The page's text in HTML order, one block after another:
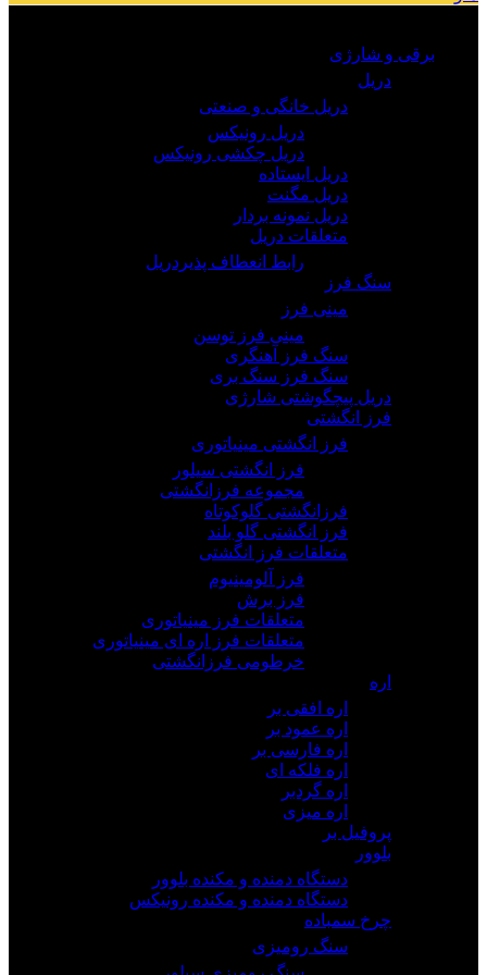
برقی و شارژی
دریل
دریل خانگی و صنعتی
دریل رونیکس
دریل چکشی رونیکس
دریل ایستاده
دریل مگنت
دریل نمونه بردار
متعلقات دریل
رابط انعطاف پذیردریل
سنگ فرز
مینی فرز
مینی فرز توسن
سنگ فرز آهنگری
سنگ فرز سنگ بری
دریل پیچگوشتی شارژی
فرز انگشتی
فرز انگشتی مینیاتوری
فرز انگشتی سیلور
مجموعه فرزانگشتی
فرزانگشتی گلوکوتاه
فرز انگشتی گلو بلند
متعلقات فرز انگشتی
فرز آلومینیوم
فرز برش
متعلقات فرز مینیاتوری
متعلقات فرز اره ای مینیاتوری
خرطومی فرزانگشتی
اره
اره افقی بر
اره عمود بر
اره فارسی بر
اره فلکه ای
اره گردبر
اره میزی
پروفیل بر
بلوور
دستگاه دمنده و مکنده بلوور
دستگاه دمنده و مکنده رونیکس
چرخ سمباده
سنگ رومیزی